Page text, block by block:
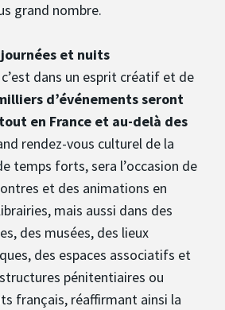
grand nombre.
et nuits
c’est dans un esprit créatif et de
d’événements seront
en France et au-delà des
rendez-vous culturel de la
temps forts, sera l’occasion de
et des animations en
mais aussi dans des
des musées, des lieux
des espaces associatifs et
pénitentiaires ou
français, réaffirmant ainsi la